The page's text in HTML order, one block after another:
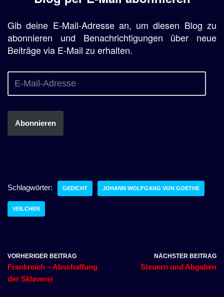
Gib deine E-Mail-Adresse an, um diesen Blog zu
abonnieren und Benachrichtigungen über neue
Beiträge via E-Mail zu erhalten.
Abonnieren
Schlagwörter: GEDICHT JOHANN WOLFGANG VON GOETHE
VEILCHEN
VORHERIGER BEITRAG
Frankreich – Abschaffung
der Sklaverei
NÄCHSTER BEITRAG
Steuern und Abgaben